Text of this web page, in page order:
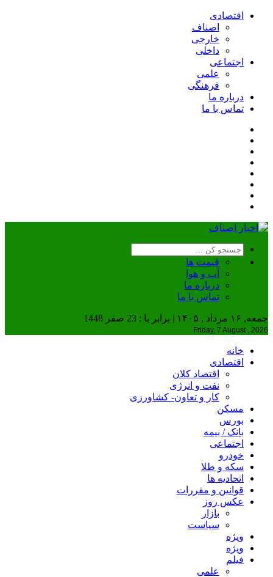
اقتصادی
اصناف
خارجی
داخلی
اجتماعی
علمی
فرهنگی
درباره ما
تماس با ما
قیمت ها
آب و هوا
درباره ما
تماس با ما
جمعه, ۱۶ مرداد , ۱۴۰۵ | برابر با : 23 صفر 1448
Friday, 7 August , 2026
خانه
اقتصادی
اقتصاد کلان
نفت و انرژی
کار و تعاون- کشاورزی
مسکن
بورس
بانک / بیمه
اجتماعی
خودرو
سکه و طلا
اتحادیه ها
قوانین و مقررات
عکس روز
بازار
سیاست
ویژه
ویژه
فیلم
علمی